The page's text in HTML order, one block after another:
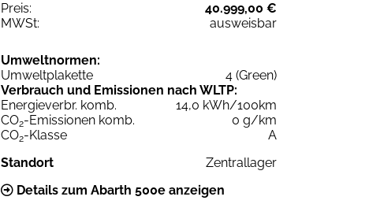
Preis:
40.999,00 €
MWSt:
ausweisbar
Umweltnormen:
Umweltplakette
4 (Green)
Verbrauch und Emissionen nach WLTP:
Energieverbr. komb.
14,0 kWh/100km
CO2-Emissionen komb.
0 g/km
CO2-Klasse
A
Standort
Zentrallager
Details zum Abarth 500e anzeigen